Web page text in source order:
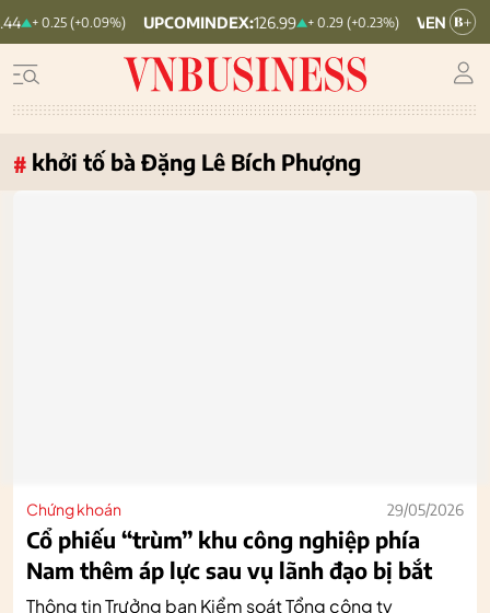
(+0.09%) UPCOMINDEX:126.99 + 0.29 (+0.23%) VN30:1,911.09
# khởi tố bà Đặng Lê Bích Phượng
Chứng khoán 29/05/2026
Cổ phiếu “trùm” khu công nghiệp phía
Nam thêm áp lực sau vụ lãnh đạo bị bắt
Thông tin Trưởng ban Kiểm soát Tổng công ty